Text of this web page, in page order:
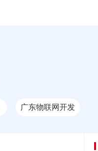
广东物联网开发